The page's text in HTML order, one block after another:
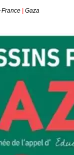
France |Gaza